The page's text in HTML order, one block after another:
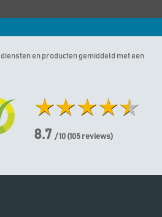
en producten gemiddeld met een
8.7 / 10 (105 reviews)